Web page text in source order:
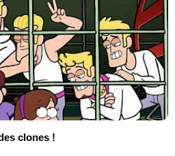
clones !